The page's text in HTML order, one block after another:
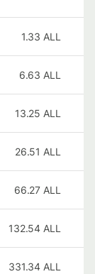
1.33 ALL
6.63 ALL
13.25 ALL
26.51 ALL
66.27 ALL
132.54 ALL
331.34 ALL